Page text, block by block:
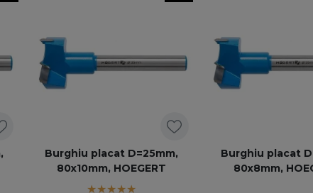
Burghiu placat D=25mm,
80x10mm, HOEGERT
Burghiu placat
80x8mm,